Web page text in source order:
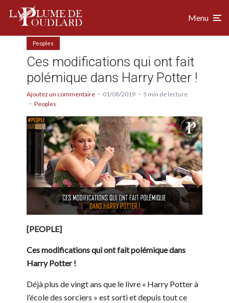
Menu
Peoples
Ces modifications qui ont fait
polémique dans Harry Potter !
Ajoutez un commentaire 01/08/2019
5 min de lecture
Peoples
[PEOPLE]
Ces modifications qui ont fait polémique dans
Harry Potter !
Déjà plus de vingt ans que le livre « Harry Potter à
l’école des sorciers » est sorti et depuis tout ce